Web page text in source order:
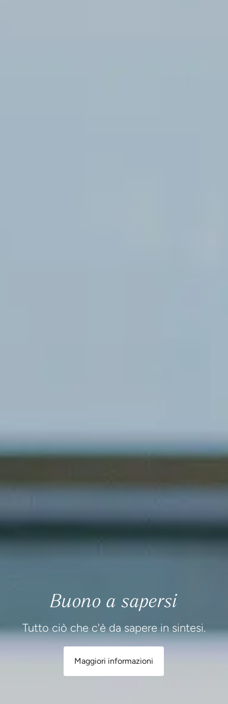
Buono a sapersi
Tutto ciò che c'è da sapere in sintesi.
Maggiori informazioni